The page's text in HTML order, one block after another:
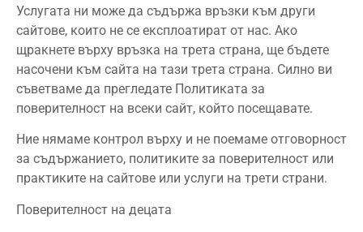
Услугата ни може да съдържа връзки към други
сайтове, които не се експлоатират от нас. Ако
щракнете върху връзка на трета страна, ще бъдете
насочени към сайта на тази трета страна. Силно ви
съветваме да прегледате Политиката за
поверителност на всеки сайт, който посещавате.
Ние нямаме контрол върху и не поемаме отговорност
за съдържанието, политиките за поверителност или
практиките на сайтове или услуги на трети страни.
Поверителност на децата